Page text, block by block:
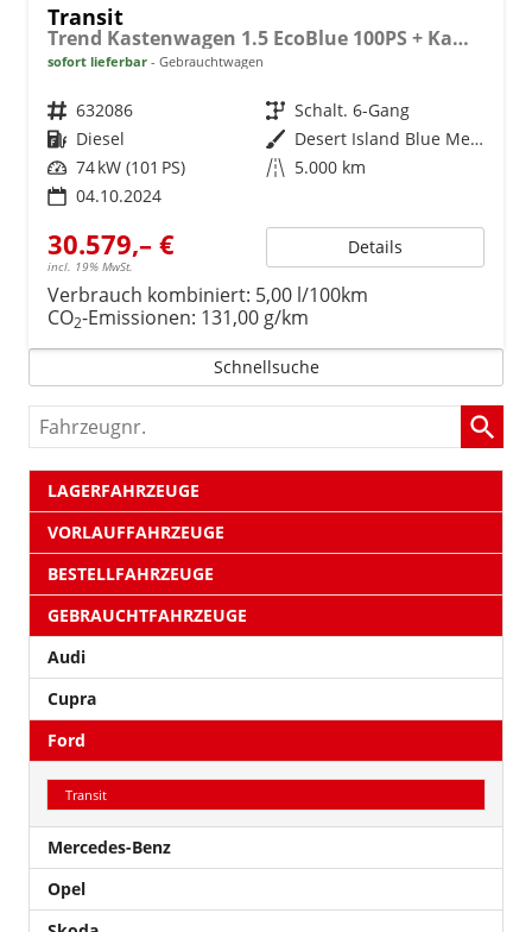
Transit
Trend Kastenwagen 1.5 EcoBlue 100PS + Kamera+Winterpaket
sofort lieferbar Gebrauchtwagen
Fahrzeugnr. 632086 Getriebe Schalt. 6-Gang
Kraftstoff Diesel Außenfarbe
Desert Island Blue Metallic
Leistung 74 kW (101 PS) Kilometerstand 5.000 km
04.10.2024
30.579,– €
incl. 19% MwSt.
Details
Verbrauch kombiniert: 5,00 l/100km
CO2-Emissionen: 131,00 g/km
Schnellsuche
Fahrzeugnr.
LAGERFAHRZEUGE
VORLAUFFAHRZEUGE
BESTELLFAHRZEUGE
GEBRAUCHTFAHRZEUGE
Audi
Cupra
Ford
Transit
Mercedes-Benz
Opel